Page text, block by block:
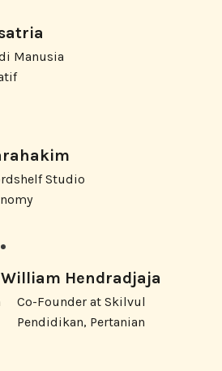
Manusia
Studio
William Hendradjaja
Co-Founder at Skilvul
Pendidikan, Pertanian